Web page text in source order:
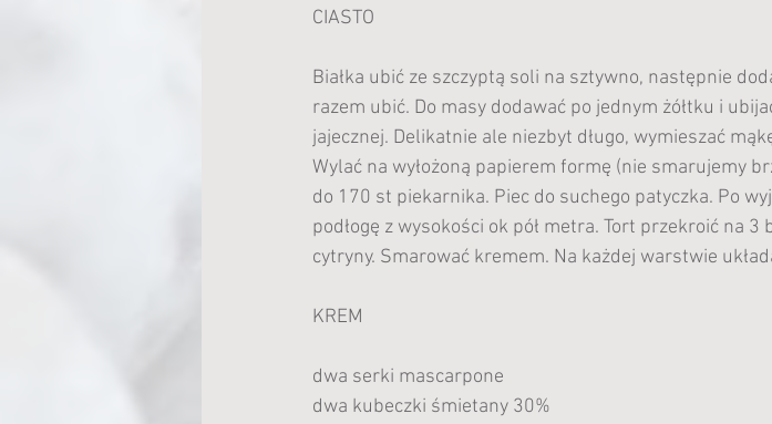
CIASTO
Białka ubić ze szczyptą soli na sztywno, następnie
razem ubić. Do masy dodawać po jednym żółtku i
jajecznej. Delikatnie ale niezbyt długo, wymieszać
Wylać na wyłożoną papierem formę (nie smarujemy
do 170 st piekarnika. Piec do suchego patyczka. Po
podłogę z wysokości ok pół metra. Tort przekroić na
cytryny. Smarować kremem. Na każdej warstwie
KREM
dwa serki mascarpone
dwa kubeczki śmietany 30%